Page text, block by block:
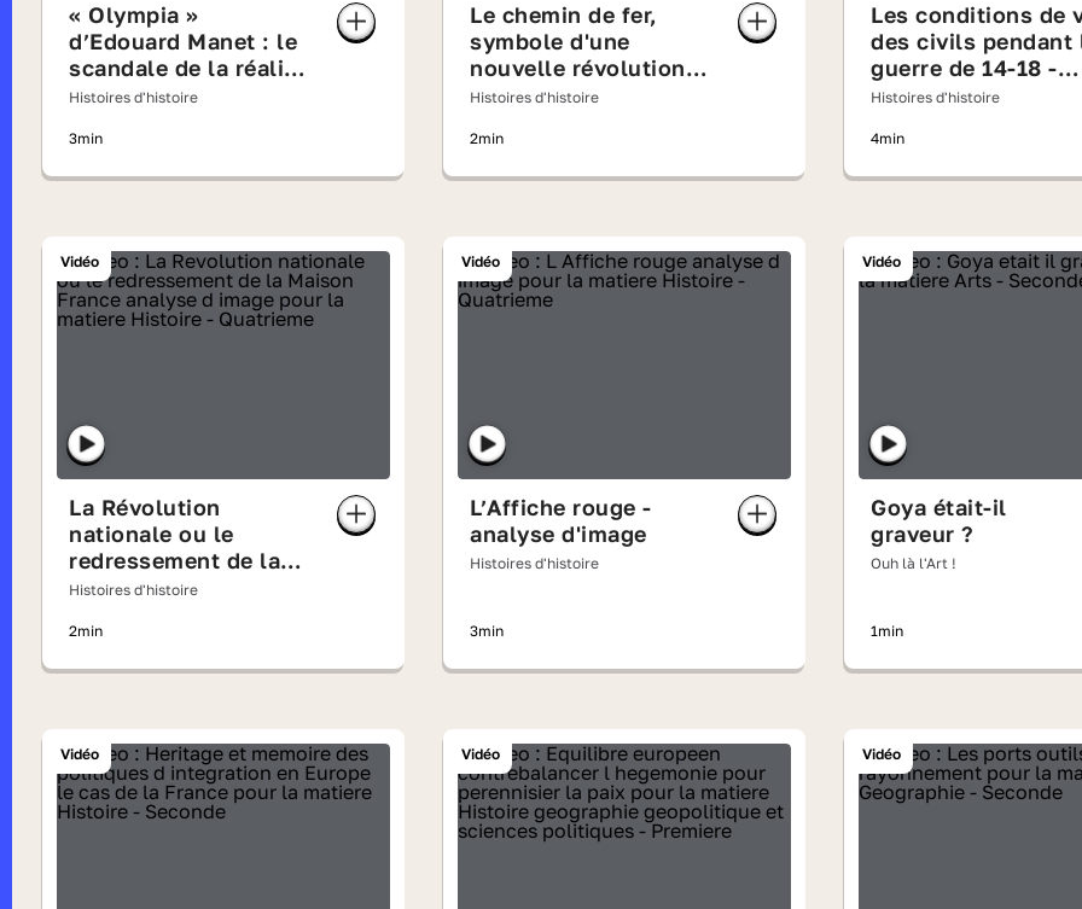
« Olympia »
d’Edouard Manet : le
scandale de la réalité
- analyse d'image
Histoires d'histoire
3min
Le chemin de fer,
symbole d'une
nouvelle révolution
industrielle - analyse
Histoires d'histoire
2min
Les conditions de
des civils pendant
guerre de 14-18 -
analyse d'image
Histoires d'histoire
4min
Vidéo
La Révolution
nationale ou le
redressement de la
« Maison France » -
Histoires d'histoire
2min
Vidéo
L’Affiche rouge -
analyse d'image
Histoires d'histoire
3min
Vidéo
Goya était-il
graveur ?
Ouh là l'Art !
1min
Vidéo Vidéo Vidéo